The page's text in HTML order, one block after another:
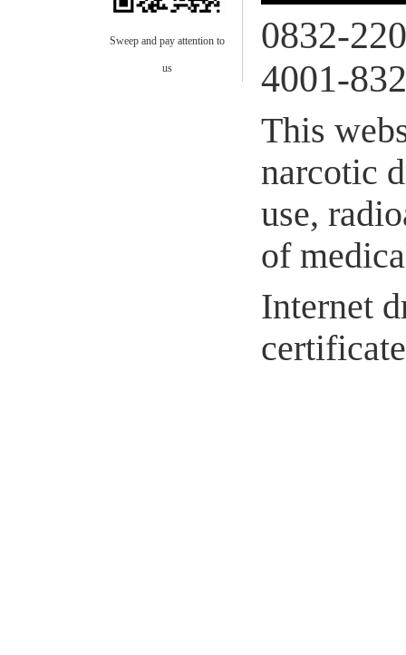
Sweep and pay attention to
us
0832-
4001-
This
narcotic
use,
of
Internet